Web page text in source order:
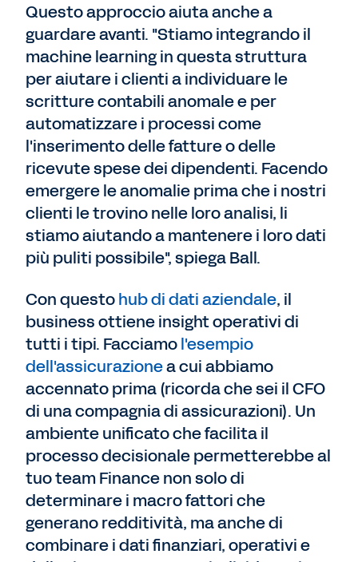
Questo approccio aiuta anche a
guardare avanti. "Stiamo integrando il
machine learning in questa struttura
per aiutare i clienti a individuare le
scritture contabili anomale e per
automatizzare i processi come
l'inserimento delle fatture o delle
ricevute spese dei dipendenti. Facendo
emergere le anomalie prima che i nostri
clienti le trovino nelle loro analisi, li
stiamo aiutando a mantenere i loro dati
più puliti possibile", spiega Ball.
Con questohub di dati aziendale, il
business ottiene insight operativi di
tutti i tipi. Facciamol'esempio
dell'assicurazionea cui abbiamo
accennato prima (ricorda che sei il CFO
di una compagnia di assicurazioni). Un
ambiente unificato che facilita il
processo decisionale permetterebbe al
tuo team Finance non solo di
determinare i macro fattori che
generano redditività, ma anche di
combinare i dati finanziari, operativi e